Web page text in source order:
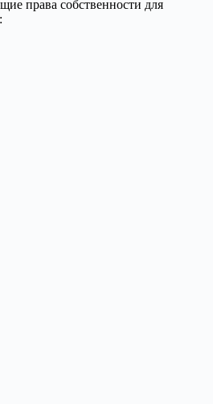
права собственности для